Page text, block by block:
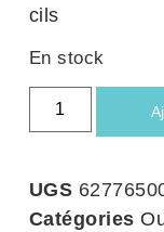
cils
En stock
UGS
Catégories